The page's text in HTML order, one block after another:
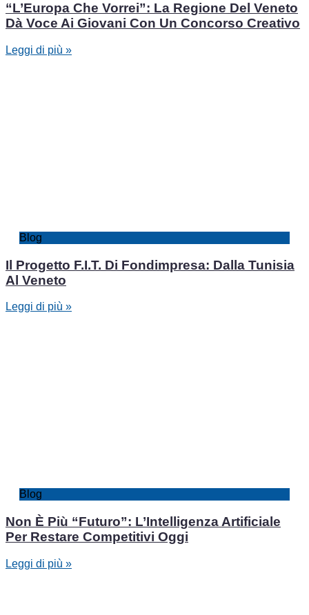
“L’Europa Che Vorrei”: La Regione Del Veneto
Dà Voce Ai Giovani Con Un Concorso Creativo
Leggi di più »
Blog
Il Progetto F.I.T. Di Fondimpresa: Dalla Tunisia
Al Veneto
Leggi di più »
Blog
Non È Più “Futuro”: L’Intelligenza Artificiale
Per Restare Competitivi Oggi
Leggi di più »